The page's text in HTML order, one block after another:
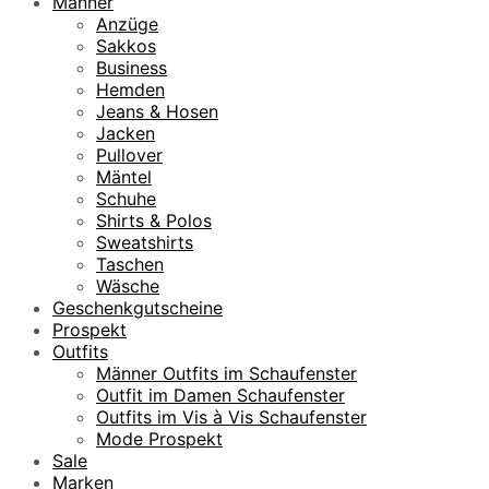
0
9
,
9
5
€
Anzüge
Sakkos
Business
Hemden
Jeans & Hosen
Jacken
Pullover
Mäntel
Schuhe
Shirts & Polos
Sweatshirts
Taschen
Wäsche
Geschenkgutscheine
Prospekt
Outfits
Männer Outfits im Schaufenster
Outfit im Damen Schaufenster
Outfits im Vis à Vis Schaufenster
Mode Prospekt
Sale
Marken